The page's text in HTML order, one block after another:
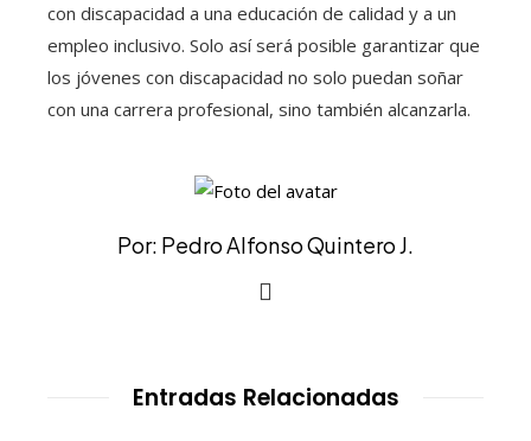
con discapacidad a una educación de calidad y a un
empleo inclusivo. Solo así será posible garantizar que
los jóvenes con discapacidad no solo puedan soñar
con una carrera profesional, sino también alcanzarla.
Por: Pedro Alfonso Quintero J.
Entradas Relacionadas